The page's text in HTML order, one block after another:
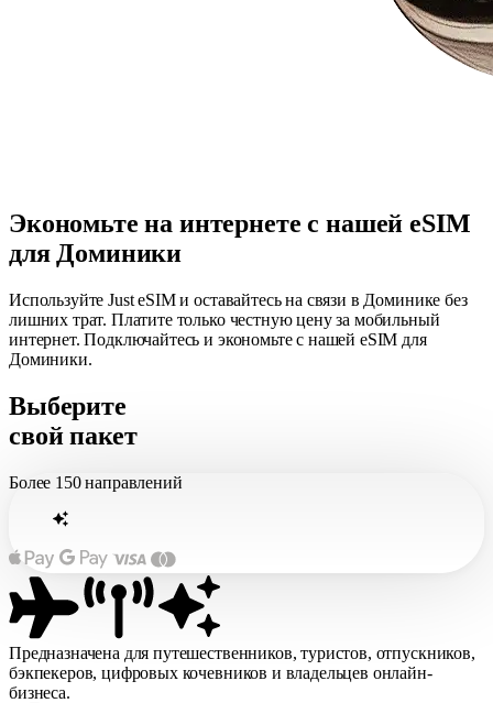
Экономьте на интернете с нашей eSIM
для Доминики
Используйте Just eSIM и оставайтесь на связи в Доминике без
лишних трат. Платите только честную цену за мобильный
интернет. Подключайтесь и экономьте с нашей eSIM для
Доминики.
Выберите
свой пакет
Более 150 направлений
Предназначена для путешественников, туристов, отпускников,
бэкпекеров, цифровых кочевников и владельцев онлайн-
бизнеса.